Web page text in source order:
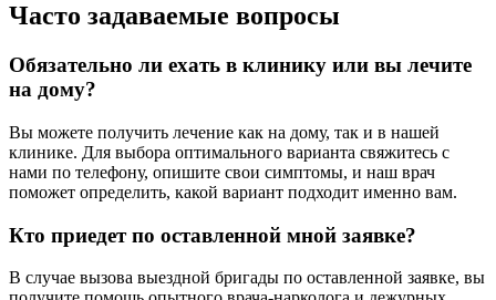
Часто задаваемые вопросы
Обязательно ли ехать в клинику или вы лечите
на дому?
Вы можете получить лечение как на дому, так и в нашей
клинике. Для выбора оптимального варианта свяжитесь с
нами по телефону, опишите свои симптомы, и наш врач
поможет определить, какой вариант подходит именно вам.
Кто приедет по оставленной мной заявке?
В случае вызова выездной бригады по оставленной заявке, вы